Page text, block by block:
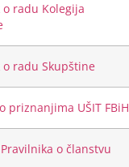
o radu Kolegija
o radu Skupštine
priznanjima UŠIT FBiH
o članstvu